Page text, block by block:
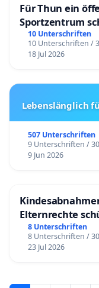
Für Thun ein
Sportzentrum
10 Unterschriften
10 Unterschriften /
18 Jul 2026
Lebenslänglich
507 Unterschriften
9 Unterschriften /
9 Jun 2026
Elternrechte
8 Unterschriften
8 Unterschriften /
23 Jul 2026